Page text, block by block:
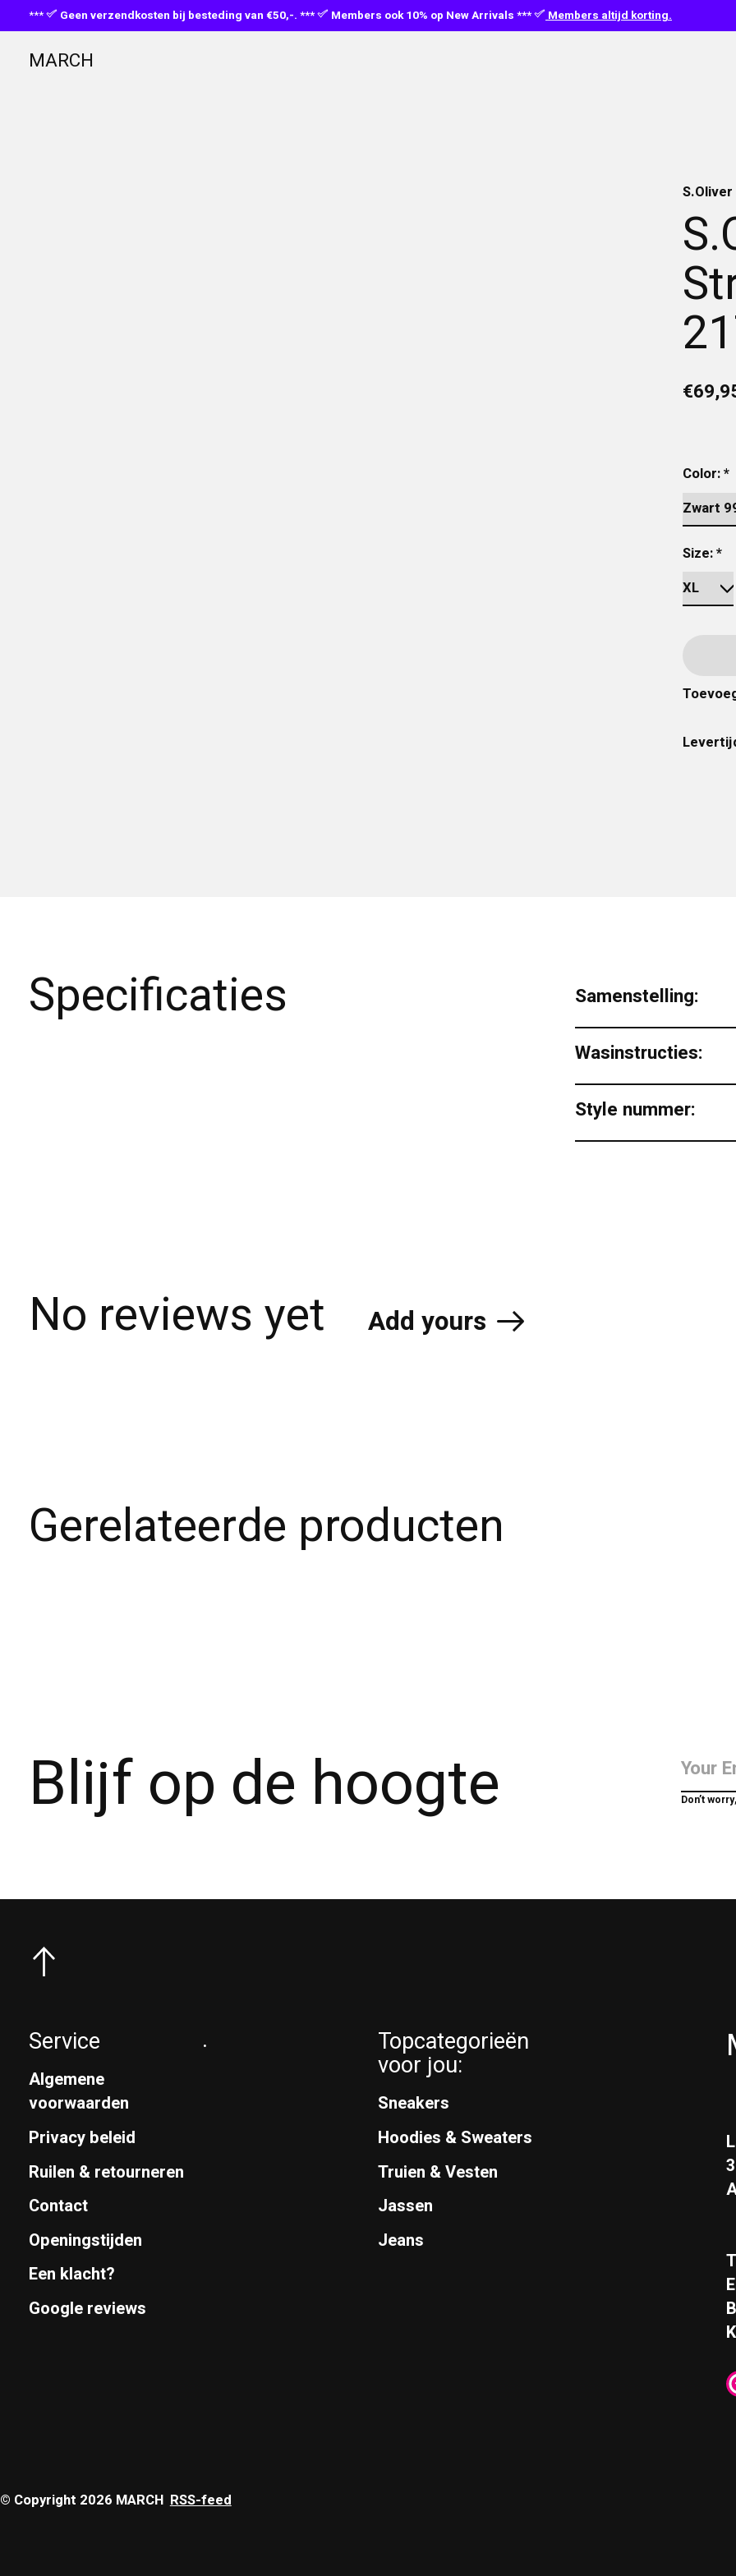
*** Geen verzendkosten bij besteding van €50,-. *** Members ook 10% op New Arrivals *** Members altijd korting.
MARCH
S.Oliver
Color:*
Size:*
Specificaties Samenstelling:
Wasinstructies:
Style nummer:
No reviews yet Add yours
Gerelateerde producten
Blijf op de hoogte Don’t
Service
Algemene
voorwaarden
Privacy beleid
Ruilen & retourneren
Contact
Openingstijden
Een klacht?
Google reviews
. Topcategorieën
voor jou:
Sneakers
Hoodies & Sweaters
Truien & Vesten
Jassen
Jeans
© Copyright 2026 MARCH RSS-feed